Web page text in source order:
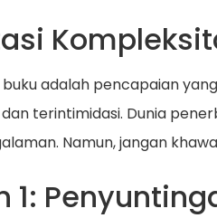
buku adalah pencapaian
terintimidasi. Dunia
Namun, jangan
1: